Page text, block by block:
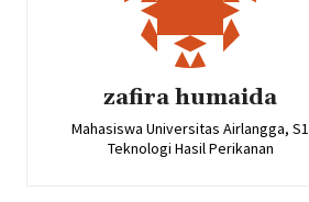
zafira humaida
Mahasiswa Universitas Airlangga, S1
Teknologi Hasil Perikanan